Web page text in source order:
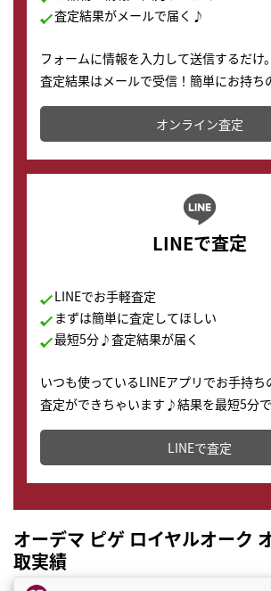
査定結果がメールで届く♪
フォームに情報を入力して送信するだけ。
査定結果はメールで受信！簡単にお持ち
かります。
オンライン査定
LINEで査定
LINEでお手軽査定
まずは簡単に査定してほしい
最短5分♪査定結果が届く
いつも使っているLINEアプリでお手持ち
査定ができちゃいます♪結果を最短5分で
どこからでもすぐに査定金額を知ること
LINEで査定
オーデマ ピゲ ロイヤルオーク
取実績